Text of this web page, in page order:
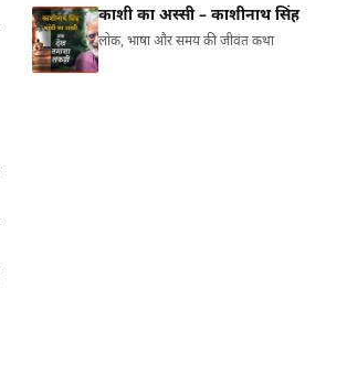
काशी का अस्सी – काशीनाथ सिंह
लोक, भाषा और समय की जीवंत कथा